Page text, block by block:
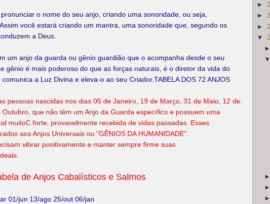
o nome do seu anjo, criando uma sonoridade, ou seja,
você estará criando um mantra, uma sonoridade que, segundo os
a Deus.
um anjo da guarda ou gênio guardião que o acompanha desde o seu
gênio é mais poderoso do que as forças naturais, é o diretor da vida do
a Luz Divina e eleva-o ao seu Criador.TABELA DOS 72 ANJOS
pessoas nascidas nos dias 05 de Janeiro, 19 de Março, 31 de Maio, 12 de
Outubro, que não têm um Anjo da Guarda específico e possuem uma
muitoC forte, provavelmente recebida de vidas passadas. Esses
aos Anjos Universais ou "GÊNIOS DA HUMANIDADE".
vibrar positivamente e manter sempre firme suas
de Anjos Cabalísticos e Salmos
01/jun 13/ago 25/out 06/jan
►
►
►
▼
▼